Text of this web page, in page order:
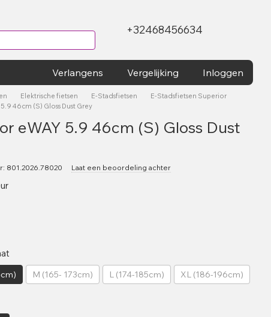
+32468456634
Verlangens Vergelijking Inloggen
Elektrische fietsen E-Stadsfietsen
E-Stadsfietsen Superior
46cm (S) Gloss Dust Grey
eWAY 5.9 46cm (S) Gloss Dust
801.2026.78020 Laat een beoordeling achter
M (165- 173cm) L (174-185cm) XL (186-196cm)